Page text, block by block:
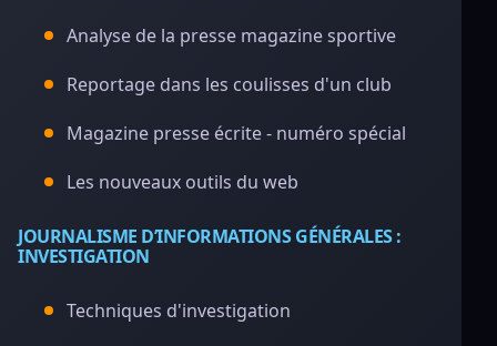
Analyse de la presse magazine sportive
Reportage dans les coulisses d'un club
Magazine presse écrite - numéro spécial
Les nouveaux outils du web
JOURNALISME D’INFORMATIONS GÉNÉRALES :
INVESTIGATION
Techniques d'investigation